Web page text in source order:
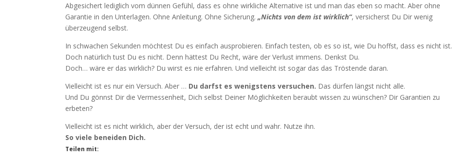
Abgesichert lediglich vom dünnen Gefühl, dass es ohne wirkliche Alternative ist und man das eben so macht. Aber ohne
Garantie in den Unterlagen. Ohne Anleitung. Ohne Sicherung.„Nichts von dem ist wirklich“, versicherst Du Dir wenig
überzeugend selbst.
In schwachen Sekunden möchtest Du es einfach ausprobieren. Einfach testen, ob es so ist, wie Du hoffst, dass es nicht ist.
Doch natürlich tust Du es nicht. Denn hättest Du Recht, wäre der Verlust immens. Denkst Du.
Doch… wäre er das wirklich? Du wirst es nie erfahren. Und vielleicht ist sogar das das Tröstende daran.
Vielleicht ist es nur ein Versuch. Aber … Du darfst es wenigstens versuchen. Das dürfen längst nicht alle.
Und Du gönnst Dir die Vermessenheit, Dich selbst Deiner Möglichkeiten beraubt wissen zu wünschen? Dir Garantien zu
erbeten?
Vielleicht ist es nicht wirklich, aber der Versuch, der ist echt und wahr. Nutze ihn.
So viele beneiden Dich.
Teilen mit: